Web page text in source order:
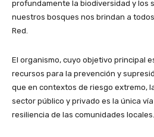
profundamente la biodiversidad y los
nuestros bosques nos brindan a
Red.
El organismo, cuyo objetivo principal
recursos para la prevención y
que en contextos de riesgo extremo,
sector público y privado es la única
resiliencia de las comunidades locales.